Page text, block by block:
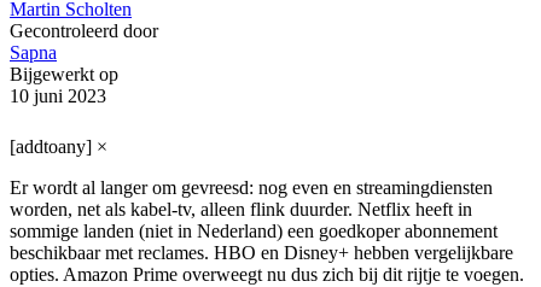
Martin Scholten
Gecontroleerd door
Sapna
Bijgewerkt op
10 juni 2023
[addtoany] ×
Er wordt al langer om gevreesd: nog even en streamingdiensten
worden, net als kabel-tv, alleen flink duurder. Netflix heeft in
sommige landen (niet in Nederland) een goedkoper abonnement
beschikbaar met reclames. HBO en Disney+ hebben vergelijkbare
opties. Amazon Prime overweegt nu dus zich bij dit rijtje te voegen.